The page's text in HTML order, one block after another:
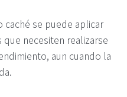
caché se puede aplicar
necesiten realizarse
aun cuando la